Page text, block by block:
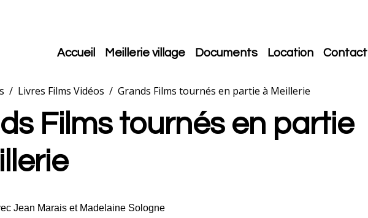
Accueil Meillerie village Documents Location Contact
Livres Films Vidéos Grands Films tournés en partie à Meillerie
Films tournés en partie
Jean Marais et Madelaine Sologne